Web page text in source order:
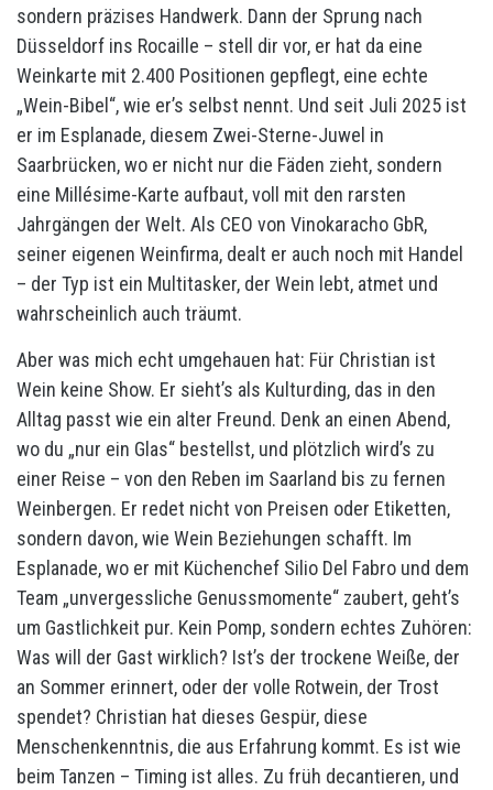
sondern präzises Handwerk. Dann der Sprung nach
Düsseldorf ins Rocaille – stell dir vor, er hat da eine
Weinkarte mit 2.400 Positionen gepflegt, eine echte
„Wein-Bibel“, wie er’s selbst nennt. Und seit Juli 2025 ist
er im Esplanade, diesem Zwei-Sterne-Juwel in
Saarbrücken, wo er nicht nur die Fäden zieht, sondern
eine Millésime-Karte aufbaut, voll mit den rarsten
Jahrgängen der Welt. Als CEO von Vinokaracho GbR,
seiner eigenen Weinfirma, dealt er auch noch mit Handel
– der Typ ist ein Multitasker, der Wein lebt, atmet und
wahrscheinlich auch träumt.
Aber was mich echt umgehauen hat: Für Christian ist
Wein keine Show. Er sieht’s als Kulturding, das in den
Alltag passt wie ein alter Freund. Denk an einen Abend,
wo du „nur ein Glas“ bestellst, und plötzlich wird’s zu
einer Reise – von den Reben im Saarland bis zu fernen
Weinbergen. Er redet nicht von Preisen oder Etiketten,
sondern davon, wie Wein Beziehungen schafft. Im
Esplanade, wo er mit Küchenchef Silio Del Fabro und dem
Team „unvergessliche Genussmomente“ zaubert, geht’s
um Gastlichkeit pur. Kein Pomp, sondern echtes Zuhören:
Was will der Gast wirklich? Ist’s der trockene Weiße, der
an Sommer erinnert, oder der volle Rotwein, der Trost
spendet? Christian hat dieses Gespür, diese
Menschenkenntnis, die aus Erfahrung kommt. Es ist wie
beim Tanzen – Timing ist alles. Zu früh decantieren, und